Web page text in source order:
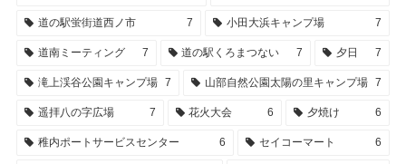
道の駅蛍街道西ノ市 7 小田大浜キャンプ場 7
道南ミーティング 7 道の駅くろまつない 7 夕日 7
滝上渓谷公園キャンプ場 7 山部自然公園太陽の里キャンプ場 7
遥拝八の字広場 7 花火大会 6 夕焼け 6
稚内ポートサービスセンター 6 セイコーマート 6